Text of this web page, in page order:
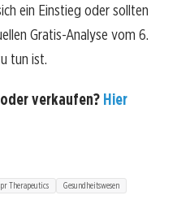
ein Einstieg oder sollten
Gratis-Analyse vom 6.
tun ist.
verkaufen? Hier
Therapeutics
Gesundheitswesen